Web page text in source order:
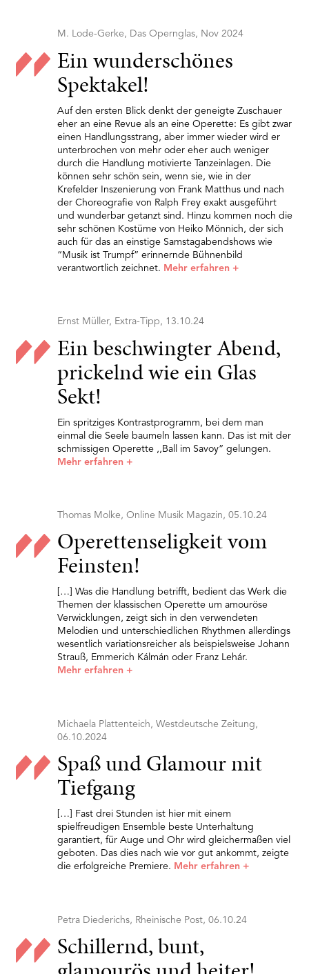
M. Lode-Gerke, Das Opernglas, Nov 2024
Ein wunderschönes
Spektakel!
Auf den ersten Blick denkt der geneigte Zuschauer
eher an eine Revue als an eine Operette: Es gibt zwar
einen Handlungsstrang, aber immer wieder wird er
unterbrochen von mehr oder eher auch weniger
durch die Handlung motivierte Tanzeinlagen. Die
können sehr schön sein, wenn sie, wie in der
Krefelder Inszenierung von Frank Matthus und nach
der Choreografie von Ralph Frey exakt ausgeführt
und wunderbar getanzt sind. Hinzu kommen noch die
sehr schönen Kostüme von Heiko Mönnich, der sich
auch für das an einstige Samstagabendshows wie
“Musik ist Trumpf” erinnernde Bühnenbild
verantwortlich zeichnet. Mehr erfahren +
Ernst Müller, Extra-Tipp, 13.10.24
Ein beschwingter Abend,
prickelnd wie ein Glas
Sekt!
Ein spritziges Kontrastprogramm, bei dem man
einmal die Seele baumeln lassen kann. Das ist mit der
schmissigen Operette ,,Ball im Savoy” gelungen.
Mehr erfahren +
Thomas Molke, Online Musik Magazin, 05.10.24
Operettenseligkeit vom
Feinsten!
[…] Was die Handlung betrifft, bedient das Werk die
Themen der klassischen Operette um amouröse
Verwicklungen, zeigt sich in den verwendeten
Melodien und unterschiedlichen Rhythmen allerdings
wesentlich variationsreicher als beispielsweise Johann
Strauß, Emmerich Kálmán oder Franz Lehár.
Mehr erfahren +
Michaela Plattenteich, Westdeutsche Zeitung,
06.10.2024
Spaß und Glamour mit
Tiefgang
[…] Fast drei Stunden ist hier mit einem
spielfreudigen Ensemble beste Unterhaltung
garantiert, für Auge und Ohr wird gleichermaßen viel
geboten. Das dies nach wie vor gut ankommt, zeigte
die erfolgreiche Premiere. Mehr erfahren +
Petra Diederichs, Rheinische Post, 06.10.24
Schillernd, bunt,